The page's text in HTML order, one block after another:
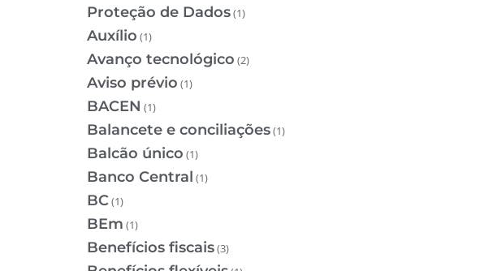
Proteção de Dados(1)
Auxílio (1)
Avanço tecnológico (2)
Aviso prévio (1)
BACEN (1)
Balancete e conciliações(1)
Balcão único (1)
Banco Central (1)
BC(1)
BEm (1)
Benefícios fiscais(3)